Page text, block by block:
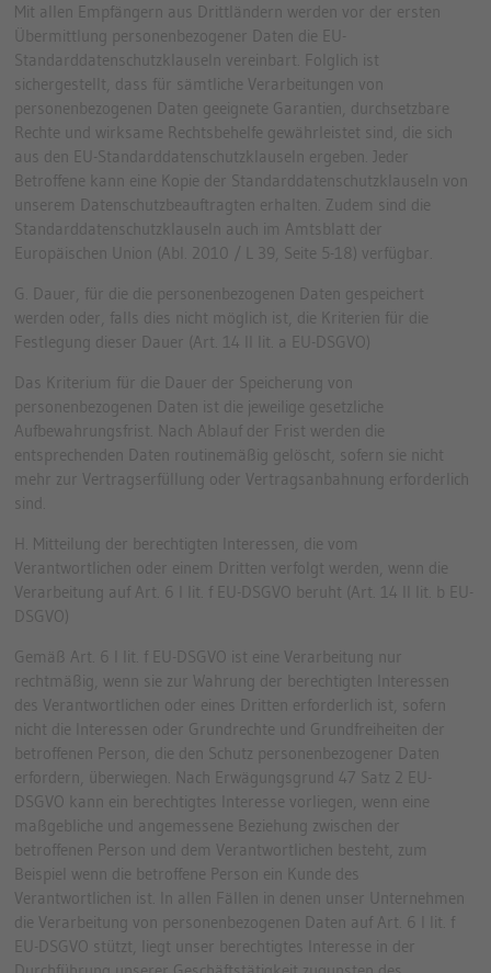
Mit allen Empfängern aus Drittländern werden vor der ersten
Übermittlung personenbezogener Daten die EU-
Standarddatenschutzklauseln vereinbart. Folglich ist
sichergestellt, dass für sämtliche Verarbeitungen von
personenbezogenen Daten geeignete Garantien, durchsetzbare
Rechte und wirksame Rechtsbehelfe gewährleistet sind, die sich
aus den EU-Standarddatenschutzklauseln ergeben. Jeder
Betroffene kann eine Kopie der Standarddatenschutzklauseln von
unserem Datenschutzbeauftragten erhalten. Zudem sind die
Standarddatenschutzklauseln auch im Amtsblatt der
Europäischen Union (Abl. 2010 / L 39, Seite 5-18) verfügbar.
G. Dauer, für die die personenbezogenen Daten gespeichert
werden oder, falls dies nicht möglich ist, die Kriterien für die
Festlegung dieser Dauer (Art. 14 II lit. a EU-DSGVO)
Das Kriterium für die Dauer der Speicherung von
personenbezogenen Daten ist die jeweilige gesetzliche
Aufbewahrungsfrist. Nach Ablauf der Frist werden die
entsprechenden Daten routinemäßig gelöscht, sofern sie nicht
mehr zur Vertragserfüllung oder Vertragsanbahnung erforderlich
sind.
H. Mitteilung der berechtigten Interessen, die vom
Verantwortlichen oder einem Dritten verfolgt werden, wenn die
Verarbeitung auf Art. 6 I lit. f EU-DSGVO beruht (Art. 14 II lit. b EU-
DSGVO)
Gemäß Art. 6 I lit. f EU-DSGVO ist eine Verarbeitung nur
rechtmäßig, wenn sie zur Wahrung der berechtigten Interessen
des Verantwortlichen oder eines Dritten erforderlich ist, sofern
nicht die Interessen oder Grundrechte und Grundfreiheiten der
betroffenen Person, die den Schutz personenbezogener Daten
erfordern, überwiegen. Nach Erwägungsgrund 47 Satz 2 EU-
DSGVO kann ein berechtigtes Interesse vorliegen, wenn eine
maßgebliche und angemessene Beziehung zwischen der
betroffenen Person und dem Verantwortlichen besteht, zum
Beispiel wenn die betroffene Person ein Kunde des
Verantwortlichen ist. In allen Fällen in denen unser Unternehmen
die Verarbeitung von personenbezogenen Daten auf Art. 6 I lit. f
EU-DSGVO stützt, liegt unser berechtigtes Interesse in der